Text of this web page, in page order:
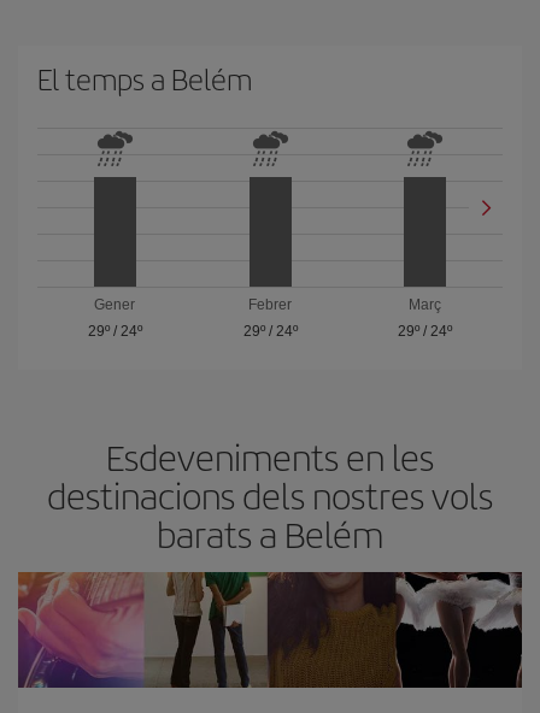
El temps a Belém
Gener
29º/ 24º
Febrer
29º/ 24º
Març
29º /24º
Esdeveniments en les
destinacions dels nostres vols
barats a Belém